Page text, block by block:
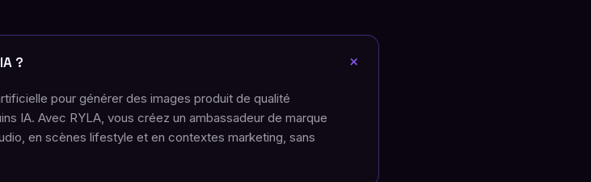
? +
pour générer des images produit de qualité
IA. Avec RYLA, vous créez un ambassadeur de marque
en scènes lifestyle et en contextes marketing, sans